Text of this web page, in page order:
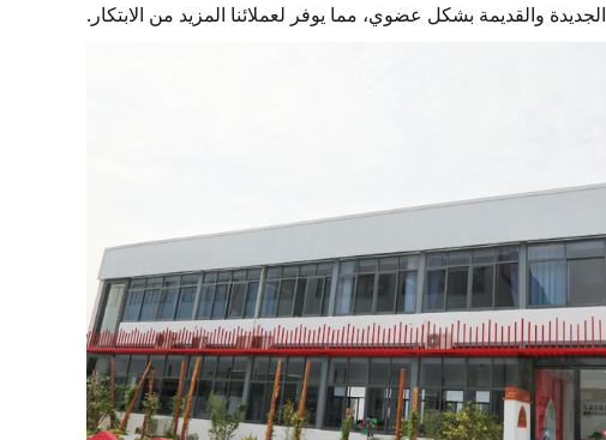
الجديدة والقديمة بشكل عضوي، مما يوفر لعملائنا المزيد من الابتكار.